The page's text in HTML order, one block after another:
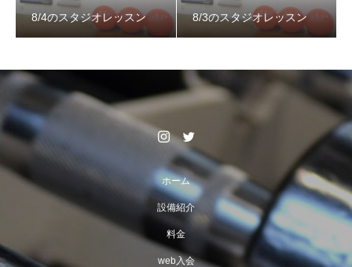
8/4のスタジオレッスン 8/3のスタジオレッスン
ホーム
設備紹介
料金
web入会